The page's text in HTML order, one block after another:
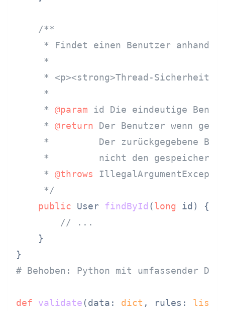
/**
* Findet einen Benutzer anhand
     *
* <p><strong>Thread-
     *
     *
@param id Die eindeutige
     *
@return Der Benutzer wenn
*         Der zurückgegebene
*         nicht den
     *
@throws
     */
public User findById (long id)
{
// ...
    }
# Behoben: Python mit umfassender
def validate(data: dict , rules: list